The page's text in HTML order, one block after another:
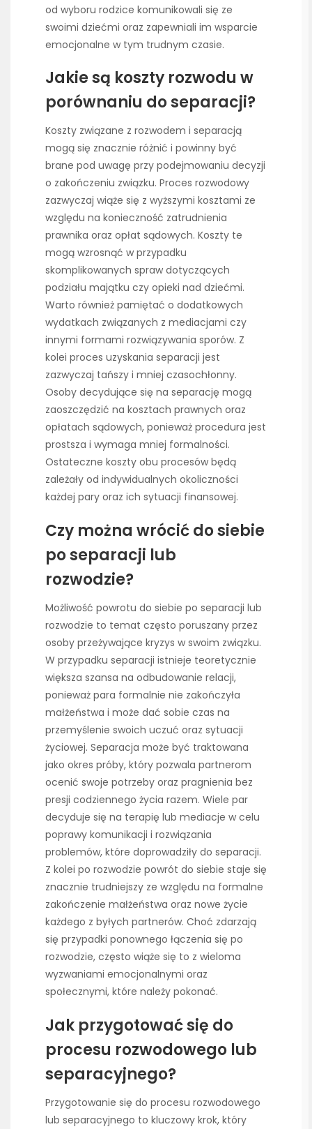
od wyboru rodzice komunikowali się ze
swoimi dziećmi oraz zapewniali im wsparcie
emocjonalne w tym trudnym czasie.
Jakie są koszty rozwodu w
porównaniu do separacji?
Koszty związane z rozwodem i separacją
mogą się znacznie różnić i powinny być
brane pod uwagę przy podejmowaniu decyzji
o zakończeniu związku. Proces rozwodowy
zazwyczaj wiąże się z wyższymi kosztami ze
względu na konieczność zatrudnienia
prawnika oraz opłat sądowych. Koszty te
mogą wzrosnąć w przypadku
skomplikowanych spraw dotyczących
podziału majątku czy opieki nad dziećmi.
Warto również pamiętać o dodatkowych
wydatkach związanych z mediacjami czy
innymi formami rozwiązywania sporów. Z
kolei proces uzyskania separacji jest
zazwyczaj tańszy i mniej czasochłonny.
Osoby decydujące się na separację mogą
zaoszczędzić na kosztach prawnych oraz
opłatach sądowych, ponieważ procedura jest
prostsza i wymaga mniej formalności.
Ostateczne koszty obu procesów będą
zależały od indywidualnych okoliczności
każdej pary oraz ich sytuacji finansowej.
Czy można wrócić do siebie
po separacji lub
rozwodzie?
Możliwość powrotu do siebie po separacji lub
rozwodzie to temat często poruszany przez
osoby przeżywające kryzys w swoim związku.
W przypadku separacji istnieje teoretycznie
większa szansa na odbudowanie relacji,
ponieważ para formalnie nie zakończyła
małżeństwa i może dać sobie czas na
przemyślenie swoich uczuć oraz sytuacji
życiowej. Separacja może być traktowana
jako okres próby, który pozwala partnerom
ocenić swoje potrzeby oraz pragnienia bez
presji codziennego życia razem. Wiele par
decyduje się na terapię lub mediacje w celu
poprawy komunikacji i rozwiązania
problemów, które doprowadziły do separacji.
Z kolei po rozwodzie powrót do siebie staje się
znacznie trudniejszy ze względu na formalne
zakończenie małżeństwa oraz nowe życie
każdego z byłych partnerów. Choć zdarzają
się przypadki ponownego łączenia się po
rozwodzie, często wiąże się to z wieloma
wyzwaniami emocjonalnymi oraz
społecznymi, które należy pokonać.
Jak przygotować się do
procesu rozwodowego lub
separacyjnego?
Przygotowanie się do procesu rozwodowego
lub separacyjnego to kluczowy krok, który